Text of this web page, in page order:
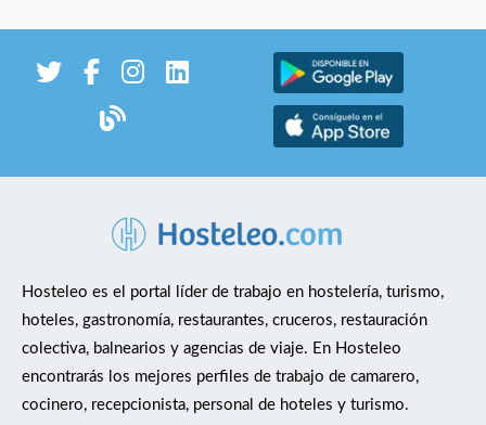
Hosteleo es el portal líder de trabajo en hostelería, turismo,
hoteles, gastronomía, restaurantes, cruceros, restauración
colectiva, balnearios y agencias de viaje. En Hosteleo
encontrarás los mejores perfiles de trabajo de camarero,
cocinero, recepcionista, personal de hoteles y turismo.